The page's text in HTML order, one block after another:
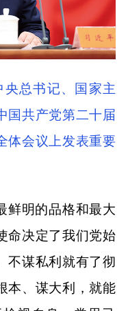
总书记、国家主
国共产党第二十届
体会议上发表重要
鲜明的品格和最大
命决定了我们党始
不谋私利就有了彻
本、谋大利，就能